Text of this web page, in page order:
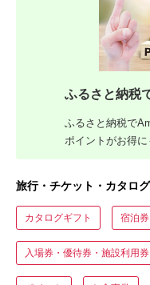
ふるさと納税
ふるさと納税で
ポイントがお得
旅行・チケット・カタロ
カタログギフト 宿泊
入場券・優待券・施設利用券